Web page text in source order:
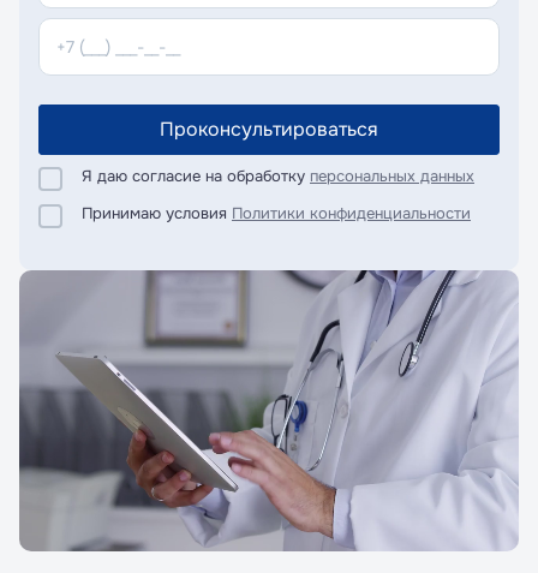
Проконсультироваться
Я даю согласие на обработку персональных данных
Принимаю условия Политики конфиденциальности